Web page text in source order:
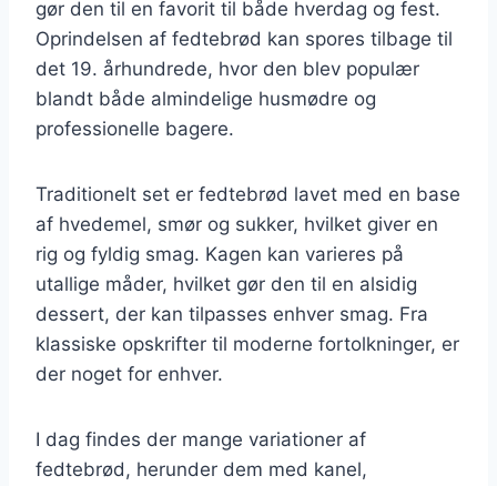
gør den til en favorit til både hverdag og fest.
Oprindelsen af fedtebrød kan spores tilbage til
det 19. århundrede, hvor den blev populær
blandt både almindelige husmødre og
professionelle bagere.
Traditionelt set er fedtebrød lavet med en base
af hvedemel, smør og sukker, hvilket giver en
rig og fyldig smag. Kagen kan varieres på
utallige måder, hvilket gør den til en alsidig
dessert, der kan tilpasses enhver smag. Fra
klassiske opskrifter til moderne fortolkninger, er
der noget for enhver.
I dag findes der mange variationer af
fedtebrød, herunder dem med kanel,